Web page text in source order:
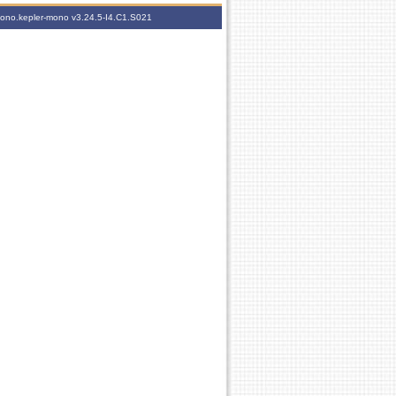
mono v3.24.5-I4.C1.S021